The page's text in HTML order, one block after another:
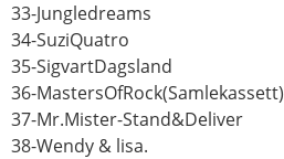
33-Jungledreams
34-SuziQuatro
35-SigvartDagsland
36-MastersOfRock(Samlekassett)
37-Mr.Mister-Stand&Deliver
38-Wendy & lisa.